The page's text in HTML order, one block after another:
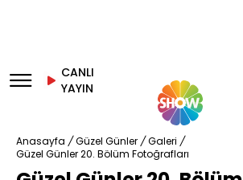
CANLI
YAYIN
Anasayfa / Güzel Günler / Galeri /
Güzel Günler 20. Bölüm Fotoğrafları